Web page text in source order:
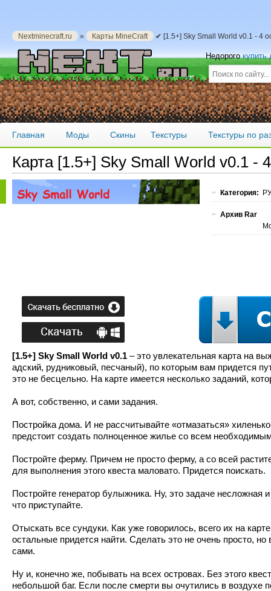
Nextminecraft.ru » Карты MineCraft ✔ [1.5+] Sky Small World v0.1 - 4
Недорогокупить
Главная Моды Скины Текстуры Текстуры по
Карта [1.5+] Sky Small World v0.1 -
Категория:
Архив Rar
[1.5+] Sky Small World v0.1 – это увлекательная карта на
адский, рудниковый, песчаный), по которым вам придется
это не бесцельно. На карте имеется несколько заданий,
А вот, собственно, и сами задания.
Постройка дома. И не рассчитывайте «отмазаться»
предстоит создать полноценное жилье со всем
Постройте ферму. Причем не просто ферму, а со всей
для выполнения этого квеста маловато. Придется поискать.
Постройте генератор булыжника. Ну, это задаче несложная
что приступайте.
Отыскать все сундуки. Как уже говорилось, всего их на
остальные придется найти. Сделать это не очень просто,
сами.
Ну и, конечно же, побывать на всех островах. Без этого
небольшой баг. Если после смерти вы очутились в воздухе